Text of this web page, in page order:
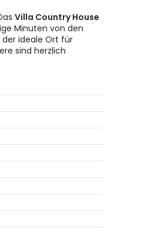
Villa Country House
Minuten von den
ideale Ort für
sind herzlich